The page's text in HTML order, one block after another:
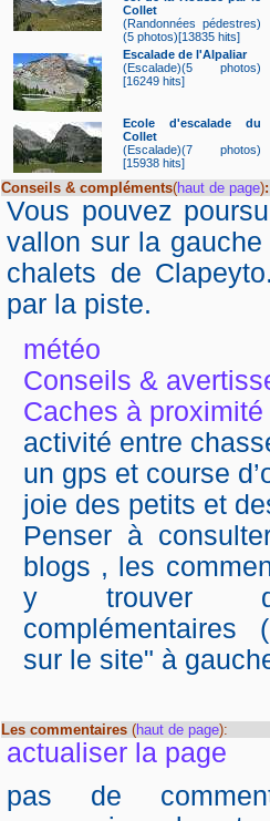
Collet
(Randonnées pédestres)
(5 photos)[13835 hits]
Escalade de l'Alpaliar
(Escalade)(5 photos)
[16249 hits]
Ecole d'escalade du
Collet
(Escalade)(7 photos)
[15938 hits]
Conseils & compléments(haut de page):
Vous pouvez
vallon sur la
chalets de
par la piste.
météo
Conseils &
Caches à proximité
activité entre
un gps et course
joie des petits et
Penser à
blogs , les
y trouver
complémentaires
sur le site" à
Les commentaires (haut de page):
actualiser la page
pas de